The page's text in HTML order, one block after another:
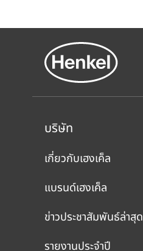
บริษัท
เกี่ยวกับเฮงเค็ล
แบรนด์เฮงเค็ล
ข่าวประชาสัมพันธ์ล่าสุด
รายงานประจำปี